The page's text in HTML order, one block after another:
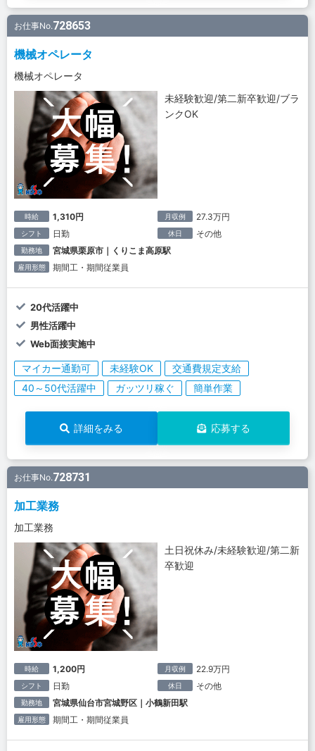
お仕事No.728653
機械オペレータ
機械オペレータ
未経験歓迎/第二新卒歓迎/ブラ
ンクOK
時給 1,310円 月収例 27.3万円
シフト 日勤 休日 その他
勤務地 宮城県栗原市｜くりこま高原駅
雇用形態 期間工・期間従業員
20代活躍中
男性活躍中
Web面接実施中
マイカー通勤可 未経験OK
交通費規定支給
40～50代活躍中
ガッツリ稼ぐ 簡単作業
詳細をみる 応募する
お仕事No.728731
加工業務
加工業務
土日祝休み/未経験歓迎/第二新
卒歓迎
時給 1,200円 月収例 22.9万円
シフト 日勤 休日 その他
勤務地 宮城県仙台市宮城野区｜小鶴新田駅
雇用形態 期間工・期間従業員